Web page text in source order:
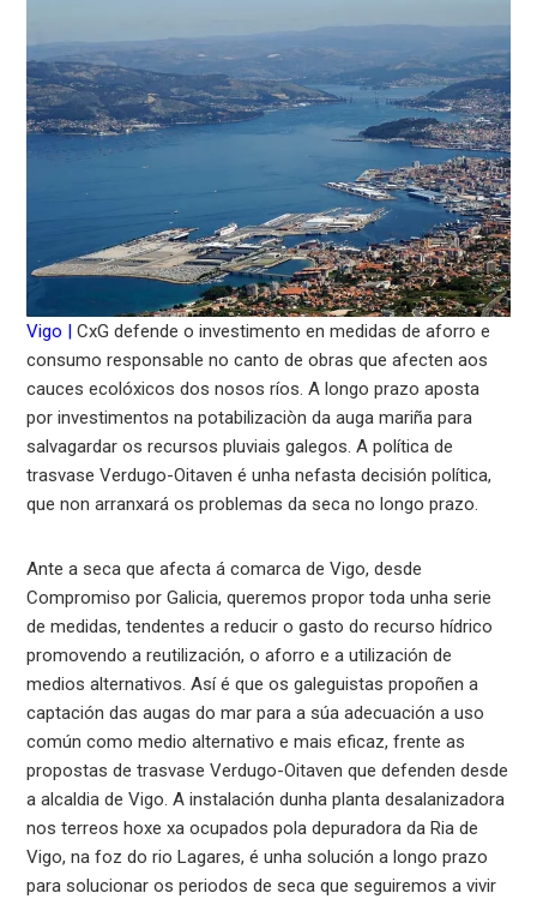
Vigo | CxG defende o investimento en medidas de aforro e
consumo responsable no canto de obras que afecten aos
cauces ecolóxicos dos nosos ríos. A longo prazo aposta
por investimentos na potabilizaciòn da auga mariña para
salvagardar os recursos pluviais galegos. A política de
trasvase Verdugo-Oitaven é unha nefasta decisión política,
que non arranxará os problemas da seca no longo prazo.
Ante a seca que afecta á comarca de Vigo, desde
Compromiso por Galicia, queremos propor toda unha serie
de medidas, tendentes a reducir o gasto do recurso hídrico
promovendo a reutilización, o aforro e a utilización de
medios alternativos. Así é que os galeguistas propoñen a
captación das augas do mar para a súa adecuación a uso
común como medio alternativo e mais eficaz, frente as
propostas de trasvase Verdugo-Oitaven que defenden desde
a alcaldia de Vigo. A instalación dunha planta desalanizadora
nos terreos hoxe xa ocupados pola depuradora da Ria de
Vigo, na foz do rio Lagares, é unha solución a longo prazo
para solucionar os periodos de seca que seguiremos a vivir